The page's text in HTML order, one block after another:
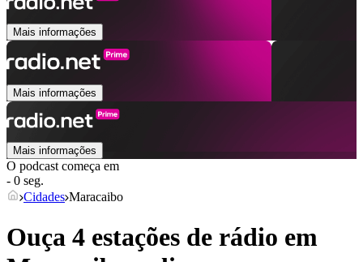
Mais informações
Mais informações
Mais informações
O podcast começa em
- 0 seg.
Cidades Maracaibo
Ouça 4 estações de rádio em